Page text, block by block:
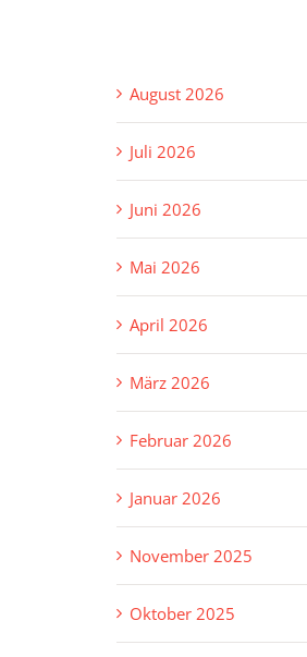
August 2026
Juli 2026
Juni 2026
Mai 2026
April 2026
März 2026
Februar 2026
Januar 2026
November 2025
Oktober 2025